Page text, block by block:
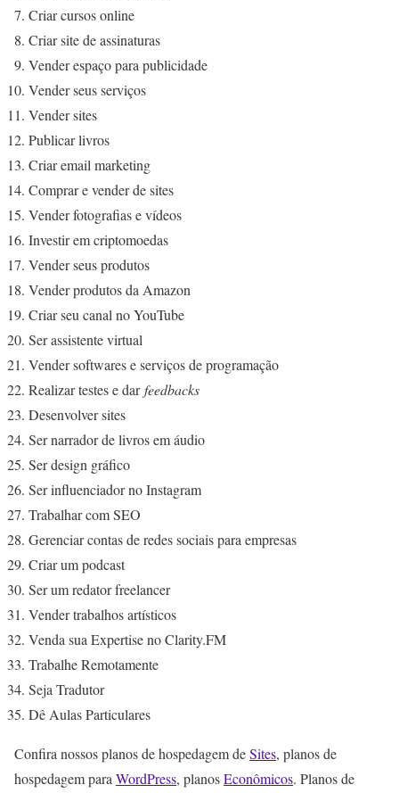
Criar cursos online
Criar site de assinaturas
Vender espaço para publicidade
Vender seus serviços
Vender sites
Publicar livros
Criar email marketing
Comprar e vender de sites
Vender fotografias e vídeos
Investir em criptomoedas
Vender seus produtos
Vender produtos da Amazon
Criar seu canal no YouTube
Ser assistente virtual
Vender softwares e serviços de programação
Realizar testes e darfeedbacks
Desenvolver sites
Ser narrador de livros em áudio
Ser design gráfico
Ser influenciador no Instagram
Trabalhar com SEO
Gerenciar contas de redes sociais para empresas
Criar um podcast
Ser um redator freelancer
Vender trabalhos artísticos
Venda sua Expertise no Clarity.FM
Trabalhe Remotamente
Seja Tradutor
Dê Aulas Particulares
Confira nossos planos de hospedagem deSites, planos de
hospedagem para WordPress, planosEconômicos. Planos de